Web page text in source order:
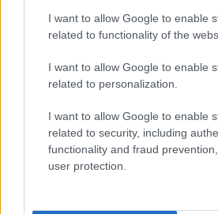
I want to allow Google to enable
related to functionality of the
I want to allow Google to enable
related to personalization.
I want to allow Google to enable
related to security, including
functionality and fraud
user protection.
"Csak engedjenek át
jövünk!"
mtothorsi 2020. július 13.
Augusztus 21. és 29. között, a
meghirdetett